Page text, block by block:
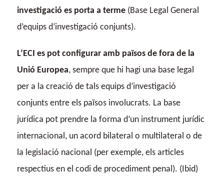
investigació es porta a terme(Base Legal General
d’equips d’investigació conjunts).
L’ECI es pot configurar amb països de fora de la
Unió Europea, sempre que hi hagi una base legal
per a la creació de tals equips d’investigació
conjunts entre els països involucrats. La base
jurídica pot prendre la forma d’un instrument jurídic
internacional, un acord bilateral o multilateral o de
la legislació nacional (per exemple, els articles
respectius en el codi de procediment penal). (Ibid)